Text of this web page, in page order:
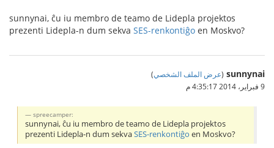
sunnynai, ĉu iu membro de teamo de Lidepla projektos
prezenti Lidepla-n dum sekva SES-renkontiĝo en Moskvo?
sunnynai
(عرض الملف الشخصي)
9 فبراير، 2014 4:35:17 م
spreecamper:
sunnynai, ĉu iu membro de teamo de Lidepla projektos
prezenti Lidepla-n dum sekvaSES-renkontiĝo en Moskvo?